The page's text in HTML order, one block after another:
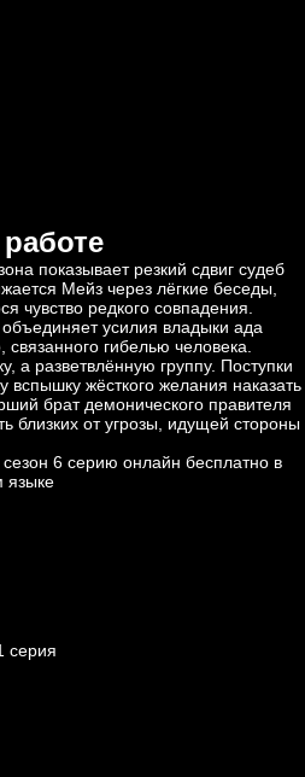
показывает резкий сдвиг судеб
Мейз через лёгкие беседы,
чувство редкого совпадения.
усилия владыки ада
гибелью человека.
а разветвлённую группу. Поступки
жёсткого желания наказать
брат демонического правителя
близких от угрозы, идущей стороны
6 серию онлайн бесплатно в
языке